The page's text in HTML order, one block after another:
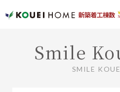
Smile
SMILE